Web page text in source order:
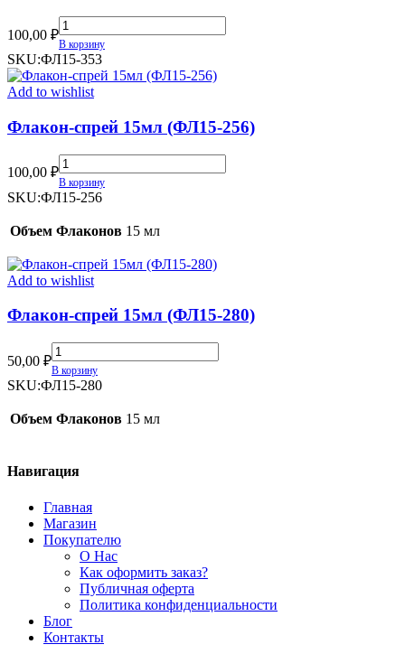
100,00 ₽
Флакон-
спрей
15мл
(ФЛ15-
353)
В корзину
SKU:ФЛ15-353
Add to wishlist
Флакон-спрей 15мл (ФЛ15-256)
100,00 ₽
Флакон-
спрей
15мл
256)
В корзину
SKU:ФЛ15-256
Объем Флаконов 15 мл
Add to wishlist
Флакон-спрей 15мл (ФЛ15-280)
50,00 ₽
Флакон-
спрей
15мл
280)
В корзину
SKU:ФЛ15-280
Объем Флаконов 15 мл
Навигация
Главная
Магазин
Покупателю
О Нас
Как оформить заказ?
Публичная оферта
Политика конфиденциальности
Блог
Контакты